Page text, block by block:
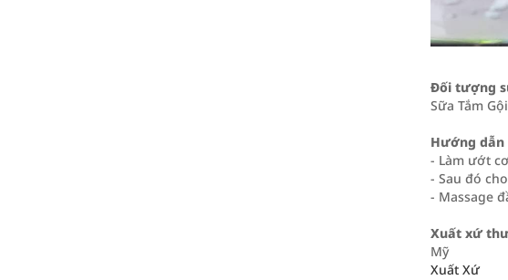
Đối tượng
Sữa Tắm
Hướng dẫn
- Làm ướt
- Sau đó
- Massage
Xuất xứ
Mỹ
Xuất Xứ